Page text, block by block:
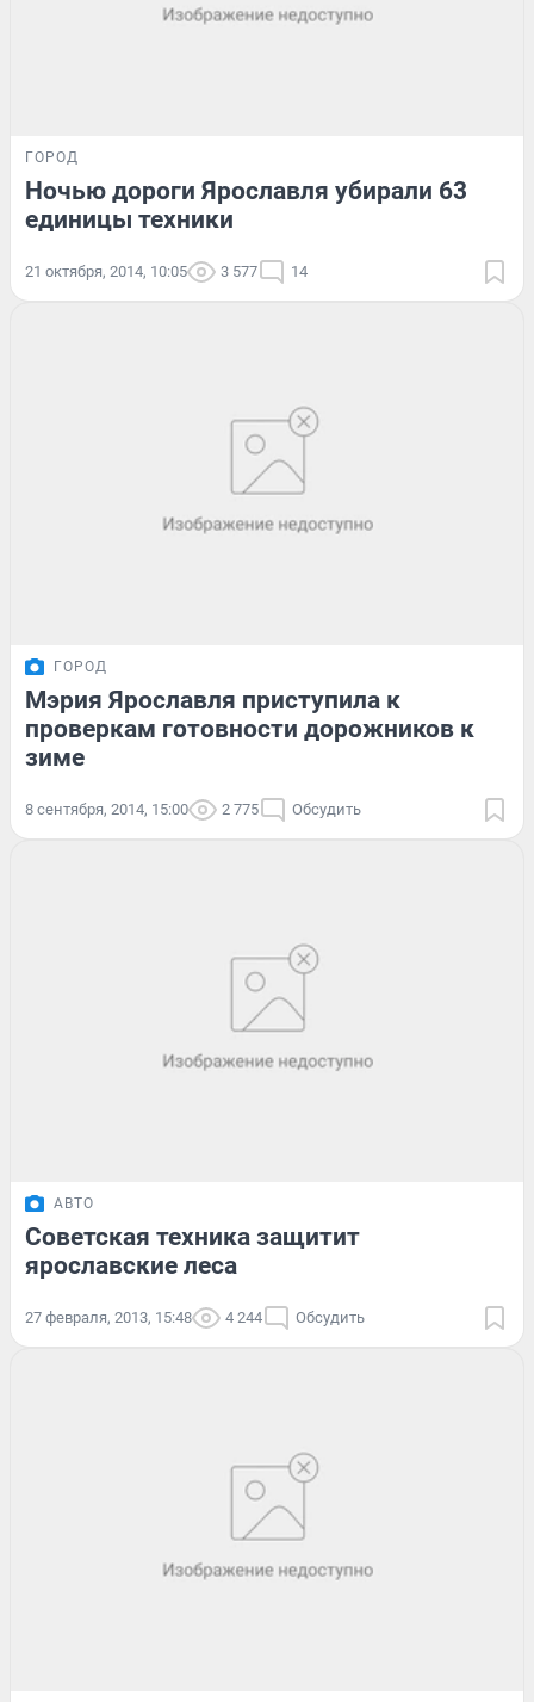
ГОРОД
Ночью дороги Ярославля убирали 63
единицы техники
21 октября, 2014, 10:05 3 577 14
ГОРОД
Мэрия Ярославля приступила к
проверкам готовности дорожников к
зиме
8 сентября, 2014, 15:00 2 775 Обсудить
АВТО
Советская техника защитит
ярославские леса
27 февраля, 2013, 15:48 4 244 Обсудить